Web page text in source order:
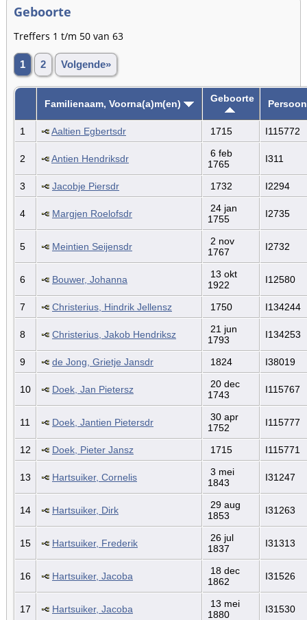
Geboorte
Treffers 1 t/m 50 van 63
1 2 Volgende»
Familienaam, Voorna(a)m(en) Geboorte
1 Aaltien Egbertsdr 1715 I115772
2 Antien Hendriksdr
6 feb
1765
I311
3 Jacobje Piersdr 1732 I2294
4 Margjen Roelofsdr
24 jan
1755
I2735
5 Meintien Seijensdr
2 nov
1767
I2732
6 Bouwer, Johanna
13 okt
1922
I12580
7 Christerius, Hindrik Jellensz 1750 I134244
8 Christerius, Jakob Hendriksz
21 jun
1793
I134253
9 de Jong, Grietje Jansdr 1824 I38019
10 Doek, Jan Pietersz
20 dec
1743
I115767
11 Doek, Jantien Pietersdr
30 apr
1752
I115777
12 Doek, Pieter Jansz 1715 I115771
13 Hartsuiker, Cornelis
3 mei
1843
I31247
14 Hartsuiker, Dirk
29 aug
1853
I31263
15 Hartsuiker, Frederik
26 jul
1837
I31313
16 Hartsuiker, Jacoba
18 dec
1862
I31526
17 Hartsuiker, Jacoba
13 mei
1880
I31530